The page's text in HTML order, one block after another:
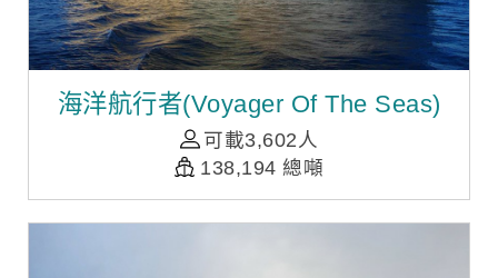
海洋航行者(Voyager Of The Seas)
可載3,602人
138,194 總噸